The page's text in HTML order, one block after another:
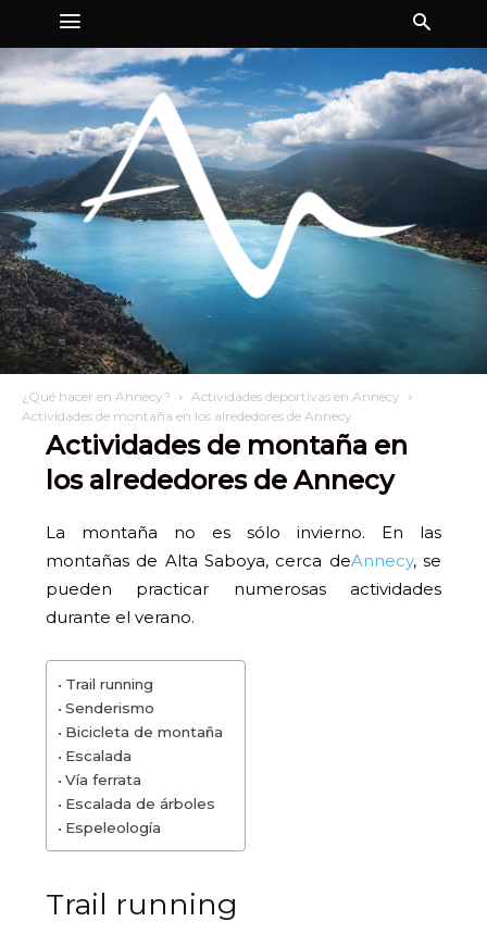
¿Qué hacer en Annecy?
Actividades deportivas en Annecy
Actividades de montaña en los alrededores de Annecy
Actividades de montaña en
los alrededores de Annecy
La montaña no es sólo invierno. En las
montañas de Alta Saboya, cerca deAnnecy, se
pueden practicar numerosas actividades
durante el verano.
Trail running
Senderismo
Bicicleta de montaña
Escalada
Vía ferrata
Escalada de árboles
Espeleología
Trail running